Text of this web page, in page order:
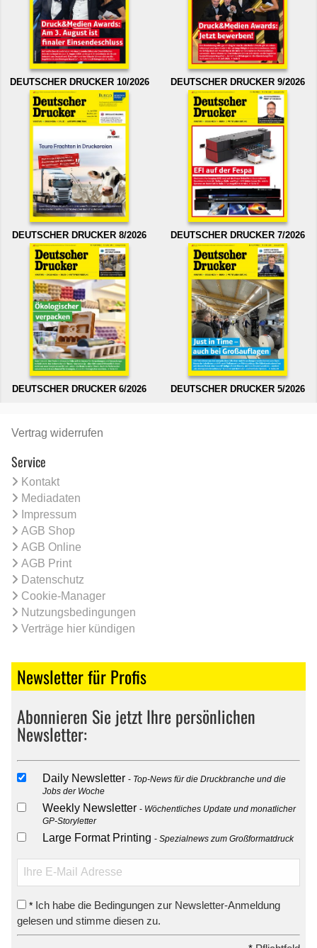
DEUTSCHER DRUCKER 10/2026 DEUTSCHER DRUCKER 9/2026
DEUTSCHER DRUCKER 8/2026 DEUTSCHER DRUCKER 7/2026
DEUTSCHER DRUCKER 6/2026 DEUTSCHER DRUCKER 5/2026
Vertrag widerrufen
Service
Kontakt
Mediadaten
Impressum
AGB Shop
AGB Online
AGB Print
Datenschutz
Cookie-Manager
Nutzungsbedingungen
Verträge hier kündigen
Newsletter für Profis
Abonnieren Sie jetzt Ihre persönlichen
Newsletter:
Daily Newsletter
Top-News für die Druckbranche und die
Jobs der Woche
Weekly Newsletter
Wöchentliches Update und monatlicher
GP-Storyletter
Large Format Printing Spezialnews zum Großformatdruck
* Ich habe die Bedingungen zur Newsletter-Anmeldung
gelesen und stimme diesen zu.